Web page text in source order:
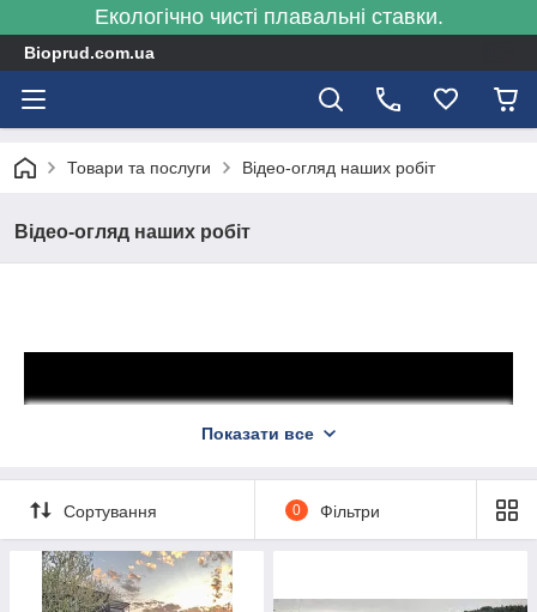
Екологічно чисті плавальні ставки.
Bioprud.com.ua
Товари та послуги Відео-огляд наших робіт
Відео-огляд наших робіт
Показати все
Сортування 0 Фільтри